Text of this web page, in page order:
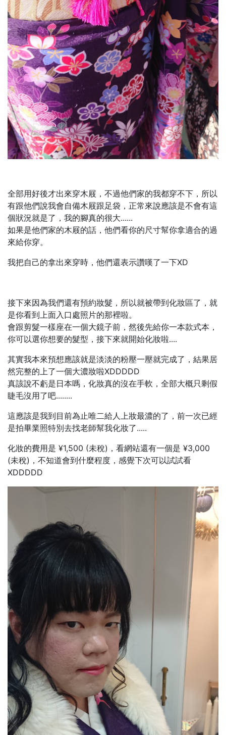
全部用好後才出來穿木屐，不過他們家的我都穿不下，所以
有跟他們說我會自備木屐跟足袋，正常來說應該是不會有這
個狀況就是了，我的腳真的很大......
如果是他們家的木屐的話，他們看你的尺寸幫你拿適合的過
來給你穿。
我把自己的拿出來穿時，他們還表示讚嘆了一下XD
接下來因為我們還有預約妝髮，所以就被帶到化妝區了，就
是你看到上面入口處照片的那裡啦。
會跟剪髮一樣座在一個大鏡子前，然後先給你一本款式本，
你可以選你想要的髮型，接下來就開始化妝啦....
其實我本來預想應該就是淡淡的粉壓一壓就完成了，結果居
然完整的上了一個大濃妝啦XDDDDD
真該說不虧是日本嗎，化妝真的沒在手軟，全部大概只剩假
睫毛沒用了吧........
這應該是我到目前為止唯二給人上妝最濃的了，前一次已經
是拍畢業照特別去找老師幫我化妝了.....
化妝的費用是 ¥1,500 (未稅)，看網站還有一個是 ¥3,000
(未稅)，不知道會到什麼程度，感覺下次可以試試看
XDDDDD